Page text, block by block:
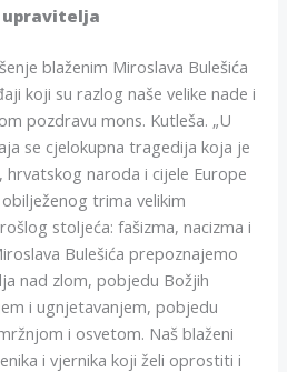
upravitelja
blaženim Miroslava Bulešića
koji su razlog naše velike nade i
pozdravu mons. Kutleša. „U
se cjelokupna tragedija koja je
naroda i cijele Europe
trima velikim
stoljeća: fašizma, nacizma i
Bulešića prepoznajemo
nad zlom, pobjedu Božjih
i ugnjetavanjem, pobjedu
i osvetom. Naš blaženi
i vjernika koji želi oprostiti i